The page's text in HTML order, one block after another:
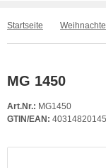
Startseite
MG 1450
Art.Nr.: MG1450
GTIN/EAN: